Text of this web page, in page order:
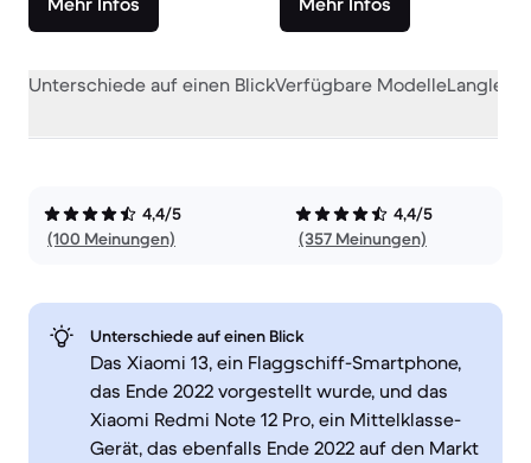
Unterschiede auf einen BlickVerfügbare Modelle
4,4/5
(100 Meinungen)
4,4/5
(357 Meinungen)
Unterschiede auf einen Blick
Das Xiaomi 13, ein Flaggschiff-Smartphone,
das Ende 2022 vorgestellt wurde, und das
Xiaomi Redmi Note 12 Pro, ein Mittelklasse-
Gerät, das ebenfalls Ende 2022 auf den Markt